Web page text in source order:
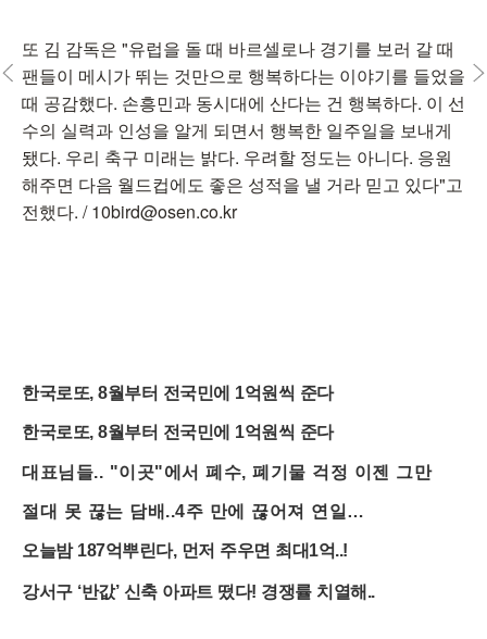
또 김 감독은 "유럽을 돌 때 바르셀로나 경기를 보러 갈 때
팬들이 메시가 뛰는 것만으로 행복하다는 이야기를 들었을
때 공감했다. 손흥민과 동시대에 산다는 건 행복하다. 이 선
수의 실력과 인성을 알게 되면서 행복한 일주일을 보내게
됐다. 우리 축구 미래는 밝다. 우려할 정도는 아니다. 응원
해주면 다음 월드컵에도 좋은 성적을 낼 거라 믿고 있다"고
전했다. / 10bird@osen.co.kr